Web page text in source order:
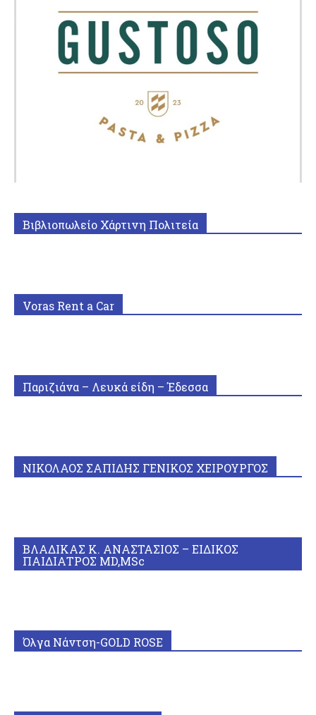
Βιβλιοπωλείο Χάρτινη Πολιτεία
Voras Rent a Car
Παριζιάνα – Λευκά είδη – Έδεσσα
ΝΙΚΟΛΑΟΣ ΣΑΠΙΔΗΣ ΓΕΝΙΚΟΣ ΧΕΙΡΟΥΡΓΟΣ
ΒΛΑΔΙΚΑΣ Κ. ΑΝΑΣΤΑΣΙΟΣ – ΕΙΔΙΚΟΣ
ΠΑΙΔΙΑΤΡΟΣ MD,MSc
Όλγα Νάντση-GOLD ROSE